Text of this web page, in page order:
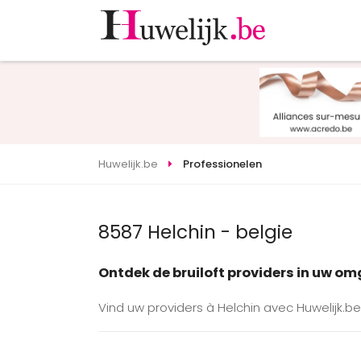
Huwelijk.be Professionelen
8587 Helchin - belgie
Ontdek de bruiloft providers in uw
Vind uw providers à Helchin avec